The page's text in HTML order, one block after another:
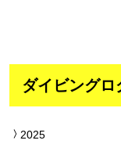
ダイビング
2025